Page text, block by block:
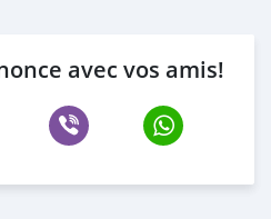
avec vos amis!